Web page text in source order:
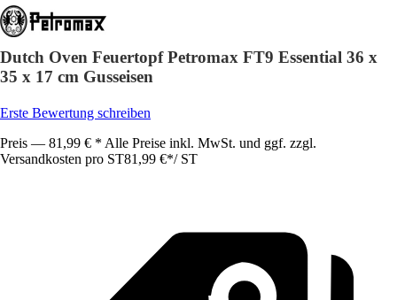
Dutch Oven Feuertopf Petromax FT9 Essential 36 x
35 x 17 cm Gusseisen
Erste Bewertung schreiben
Preis — 81,99 € * Alle Preise inkl. MwSt. und ggf. zzgl.
Versandkosten pro ST81,99 €*/ ST